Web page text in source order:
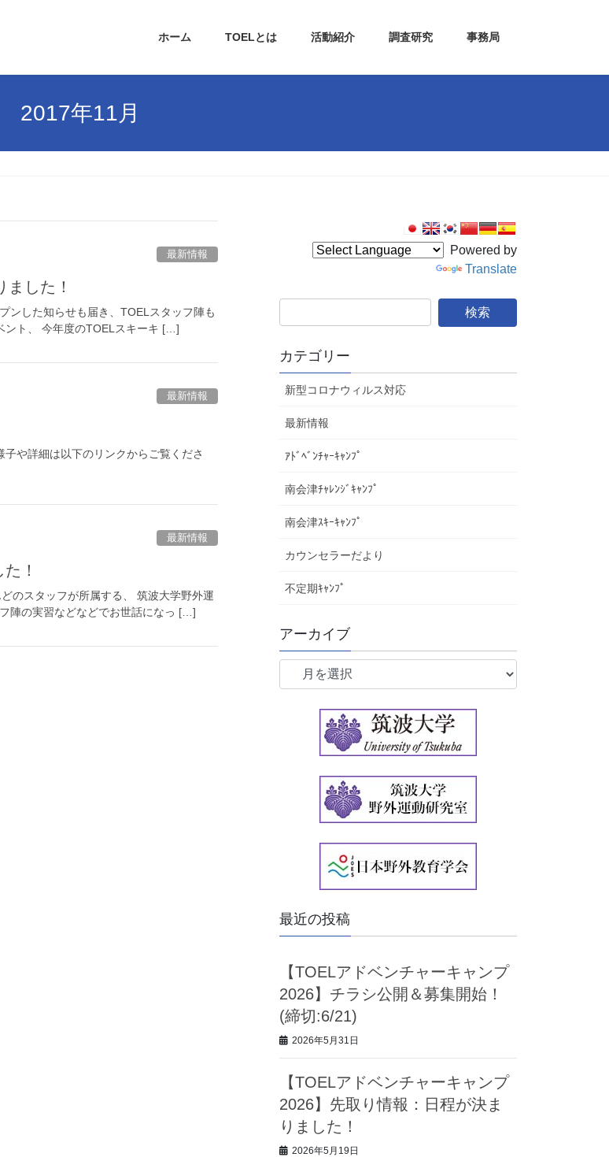
ホーム TOELとは 活動紹介 調査研究 事務局
2017年11月
最新情報
した！
ンした知らせも届き、TOELスタッフ陣も
ント、 今年度のTOELスキーキ […]
最新情報
や詳細は以下のリンクからご覧くださ
最新情報
！
のスタッフが所属する、 筑波大学野外運
陣の実習などなどでお世話になっ […]
Powered by
Translate
カテゴリー
新型コロナウィルス対応
最新情報
ｱﾄﾞﾍﾞﾝﾁｬｰｷｬﾝﾌﾟ
南会津ﾁｬﾚﾝｼﾞｷｬﾝﾌﾟ
南会津ｽｷｰｷｬﾝﾌﾟ
カウンセラーだより
不定期ｷｬﾝﾌﾟ
アーカイブ
ア
最近の投稿
【TOELアドベンチャーキャンプ
2026】チラシ公開＆募集開始！
(締切:6/21)
2026年5月31日
【TOELアドベンチャーキャンプ
2026】先取り情報：日程が決ま
りました！
2026年5月19日